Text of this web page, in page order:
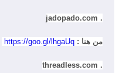
. jadopado.com
من هنا : https://goo.gl/lhgaUq
. threadless.com